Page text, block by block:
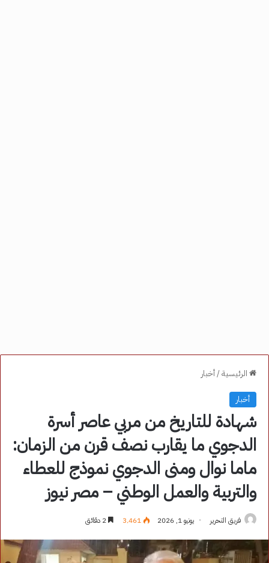
الرئيسية/أخبار
أخبار
شهادة للتاريخ من مربي عاصر أسرة
الدجوي ما يقارب نصف قرن من الزمان:
ماما نوال ومنى الدجوي نموذج للعطاء
والتربية والعمل الوطني – مصر نيوز
فريق التحرير يونيو 1, 2026 3٬461